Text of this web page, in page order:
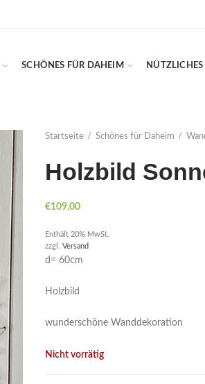
SCHÖNES FÜR DAHEIM NÜTZLICHES
Startseite Schönes für Daheim
Holzbild
€109,00
Enthält 20% MwSt.
zzgl. Versand
d= 60cm
Holzbild
wunderschöne Wanddekoration
Nicht vorrätig